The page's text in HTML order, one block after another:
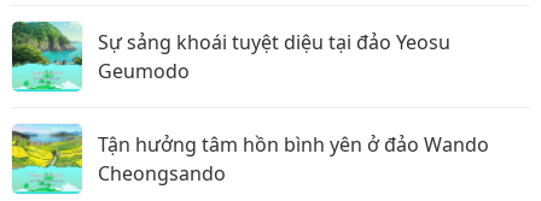
Sự sảng khoái tuyệt diệu tại đảo Yeosu
Geumodo
Tận hưởng tâm hồn bình yên ở đảo Wando
Cheongsando